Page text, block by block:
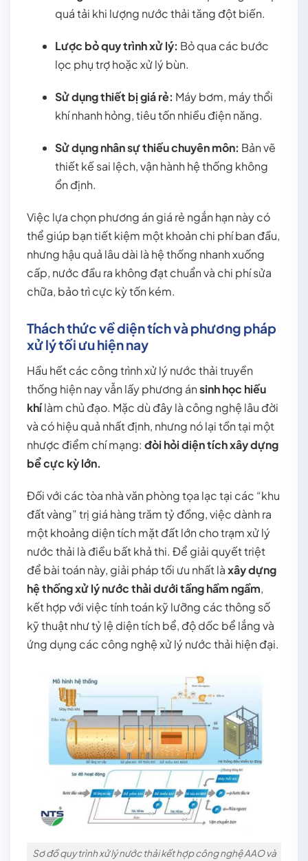
quá tải khi lượng nước thải tăng đột biến.
Lược bỏ quy trình xử lý: Bỏ qua các bước
lọc phụ trợ hoặc xử lý bùn.
Sử dụng thiết bị giá rẻ: Máy bơm, máy thổi
khí nhanh hỏng, tiêu tốn nhiều điện năng.
Sử dụng nhân sự thiếu chuyên môn: Bản vẽ
thiết kế sai lệch, vận hành hệ thống không
ổn định.
Việc lựa chọn phương án giá rẻ ngắn hạn này có
thể giúp bạn tiết kiệm một khoản chi phí ban đầu,
nhưng hậu quả lâu dài là hệ thống nhanh xuống
cấp, nước đầu ra không đạt chuẩn và chi phí sửa
chữa, bảo trì cực kỳ tốn kém.
Thách thức về diện tích và phương pháp
xử lý tối ưu hiện nay
Hầu hết các công trình xử lý nước thải truyền
thống hiện nay vẫn lấy phương ánsinh học hiếu
khílàm chủ đạo. Mặc dù đây là công nghệ lâu đời
và có hiệu quả nhất định, nhưng nó lại tồn tại một
nhược điểm chí mạng: đòi hỏi diện tích xây dựng
bể cực kỳ lớn.
Đối với các tòa nhà văn phòng tọa lạc tại các “khu
đất vàng” trị giá hàng trăm tỷ đồng, việc dành ra
một khoảng diện tích mặt đất lớn cho trạm xử lý
nước thải là điều bất khả thi. Để giải quyết triệt
để bài toán này, giải pháp tối ưu nhất làxây dựng
hệ thống xử lý nước thải dưới tầng hầm ngầm,
kết hợp với việc tính toán kỹ lưỡng các thông số
kỹ thuật như tỷ lệ diện tích bể, độ dốc bể lắng và
ứng dụng các công nghệ xử lý nước thải hiện đại.
Sơ đồ quy trình xử lý nước thải kết hợp công nghệ AAO và